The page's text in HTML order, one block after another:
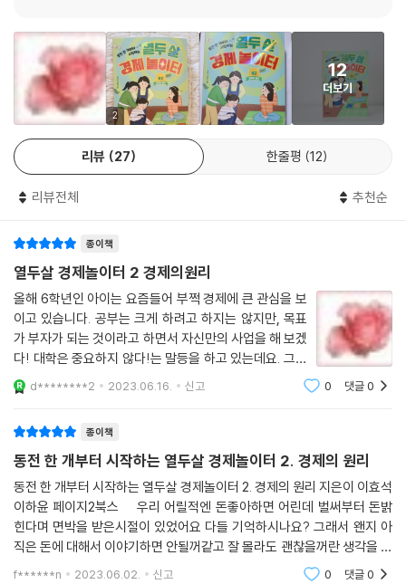
든 곳에 경제가 함께 있다고 해도 될 만큼 아주 가까운 것이란다.
--- p.203
이가 알았으면 하는 개념이지만, 어떻게 설명해야 할지 모르겠다면 이 책
을 참고하길 바란다. ‘국내총생산’, 애덤 스미스의 ‘보이지 않는 손’, ‘규모의
경제’ 등 듣기만 해도 딱딱한 경제용어가 마법처럼 일상에 녹아들 것이다.
2
12
더보기
리뷰 27 한줄평 12
리뷰전체 추천순
종이책
열두살 경제놀이터 2 경제의원리
올해 6학년인 아이는 요즘들어 부쩍 경제에 큰 관심을 보
이고 있습니다. 공부는 크게 하려고 하지는 않지만, 목표
가 부자가 되는 것이라고 하면서 자신만의 사업을 해 보겠
다! 대학은 중요하지 않다!는 말등을 하고 있는데요. 그런
아들이 경제에 대해서 자세히 알아 가기를 바라는 마음으
로 ＜열두살 경제놀이터＞ 책을 준비하였습니다. 장난꾸
d********2 2023.06.16. 신고 0 댓글0
종이책
동전 한 개부터 시작하는 열두살 경제놀이터 2. 경제의 원리
동전 한 개부터 시작하는 열두살 경제놀이터 2. 경제의 원리 지은이 이효석
이하윤 페이지2북스 우리 어릴적엔 돈좋아하면 어린데 벌써부터 돈밝
힌다며 면박을 받은시절이 있었어요 다들 기억하시나요? 그래서 왠지 아
직은 돈에 대해서 이야기하면 안될꺼같고 잘 몰라도 괜찮을꺼란 생각을 했
f******n 2023.06.02. 신고 0 댓글0